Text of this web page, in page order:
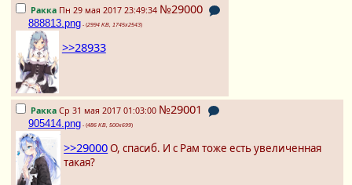
Ракка Пн 29 мая 2017 23:49:34 №29000
888813.png - (2994 KB, 1745x2543)
>>28933
Ракка Ср 31 мая 2017 01:03:00 №29001
905414.png - (486 KB, 500x699)
>>29000О, спасиб. И с Рам тоже есть увеличенная
такая?